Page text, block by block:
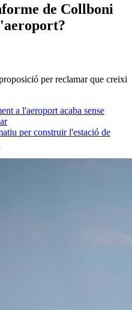
de Collboni
per reclamar que creixi
a l'aeroport acaba sense
per construir l'estació de